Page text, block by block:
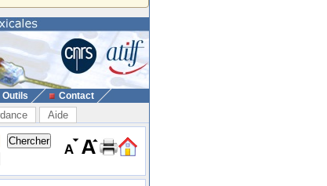
Outils Contact
Aide